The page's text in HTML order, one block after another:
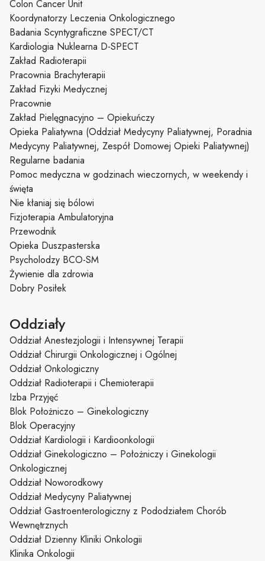
Colon Cancer Unit
Koordynatorzy Leczenia Onkologicznego
Badania Scyntygraficzne SPECT/CT
Kardiologia Nuklearna D-SPECT
Zakład Radioterapii
Pracownia Brachyterapii
Zakład Fizyki Medycznej
Pracownie
Zakład Pielęgnacyjno – Opiekuńczy
Opieka Paliatywna (Oddział Medycyny Paliatywnej, Poradnia
Medycyny Paliatywnej, Zespół Domowej Opieki Paliatywnej)
Regularne badania
Pomoc medyczna w godzinach wieczornych, w weekendy i
święta
Nie kłaniaj się bólowi
Fizjoterapia Ambulatoryjna
Przewodnik
Opieka Duszpasterska
Psycholodzy BCO-SM
Żywienie dla zdrowia
Dobry Posiłek
Oddziały
Oddział Anestezjologii i Intensywnej Terapii
Oddział Chirurgii Onkologicznej i Ogólnej
Oddział Onkologiczny
Oddział Radioterapii i Chemioterapii
Izba Przyjęć
Blok Położniczo – Ginekologiczny
Blok Operacyjny
Oddział Kardiologii i Kardioonkologii
Oddział Ginekologiczno – Położniczy i Ginekologii
Onkologicznej
Oddział Noworodkowy
Oddział Medycyny Paliatywnej
Oddział Gastroenterologiczny z Pododziałem Chorób
Wewnętrznych
Oddział Dzienny Kliniki Onkologii
Klinika Onkologii